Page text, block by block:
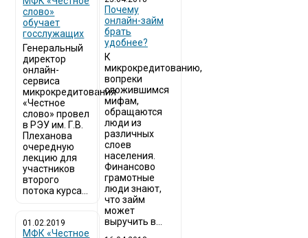
слово»
обучает
госслужащих
Генеральный
директор
онлайн-
сервиса
микрокредитования
«Честное
слово» провел
в РЭУ им. Г.В.
Плеханова
очередную
лекцию для
участников
второго
потока курса...
01.02.2019
МФК «Честное
Почему
онлайн-займ
брать
удобнее?
К
микрокредитованию,
вопреки
сложившимся
мифам,
обращаются
люди из
различных
слоев
населения.
Финансово
грамотные
люди знают,
что займ
может
выручить в...